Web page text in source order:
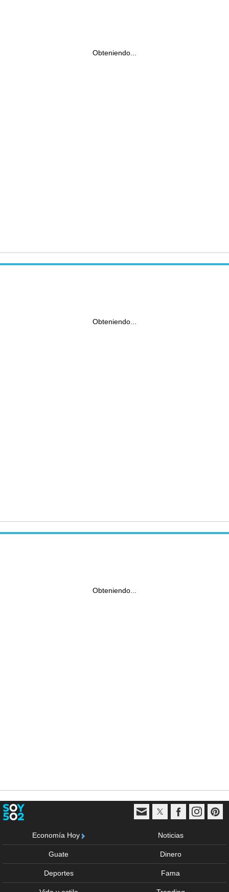
Obteniendo...
Obteniendo...
Obteniendo...
Economía Hoy Noticias
Guate Dinero
Deportes Fama